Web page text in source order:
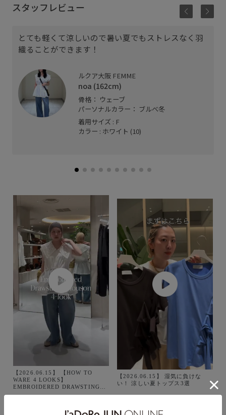
スタッフレビュー
とても軽くて涼しいので暑い夏でもストレスなく羽
織ることができます！
ルクア大阪 FEMME
noa (162cm)
骨格： ウェーブ
パーソナルカラー： ブルべ冬
着用サイズ : F
カラー : ホワイト (10)
【2026.06.15】 【HOW TO
WARE 4 LOOKS】
EMBROIDERED DRAWSTING
BLOUSON 顔周りを華やかに魅せ
【2026.06.15】 湿気に負けな
い！ 涼しい夏トップス3選